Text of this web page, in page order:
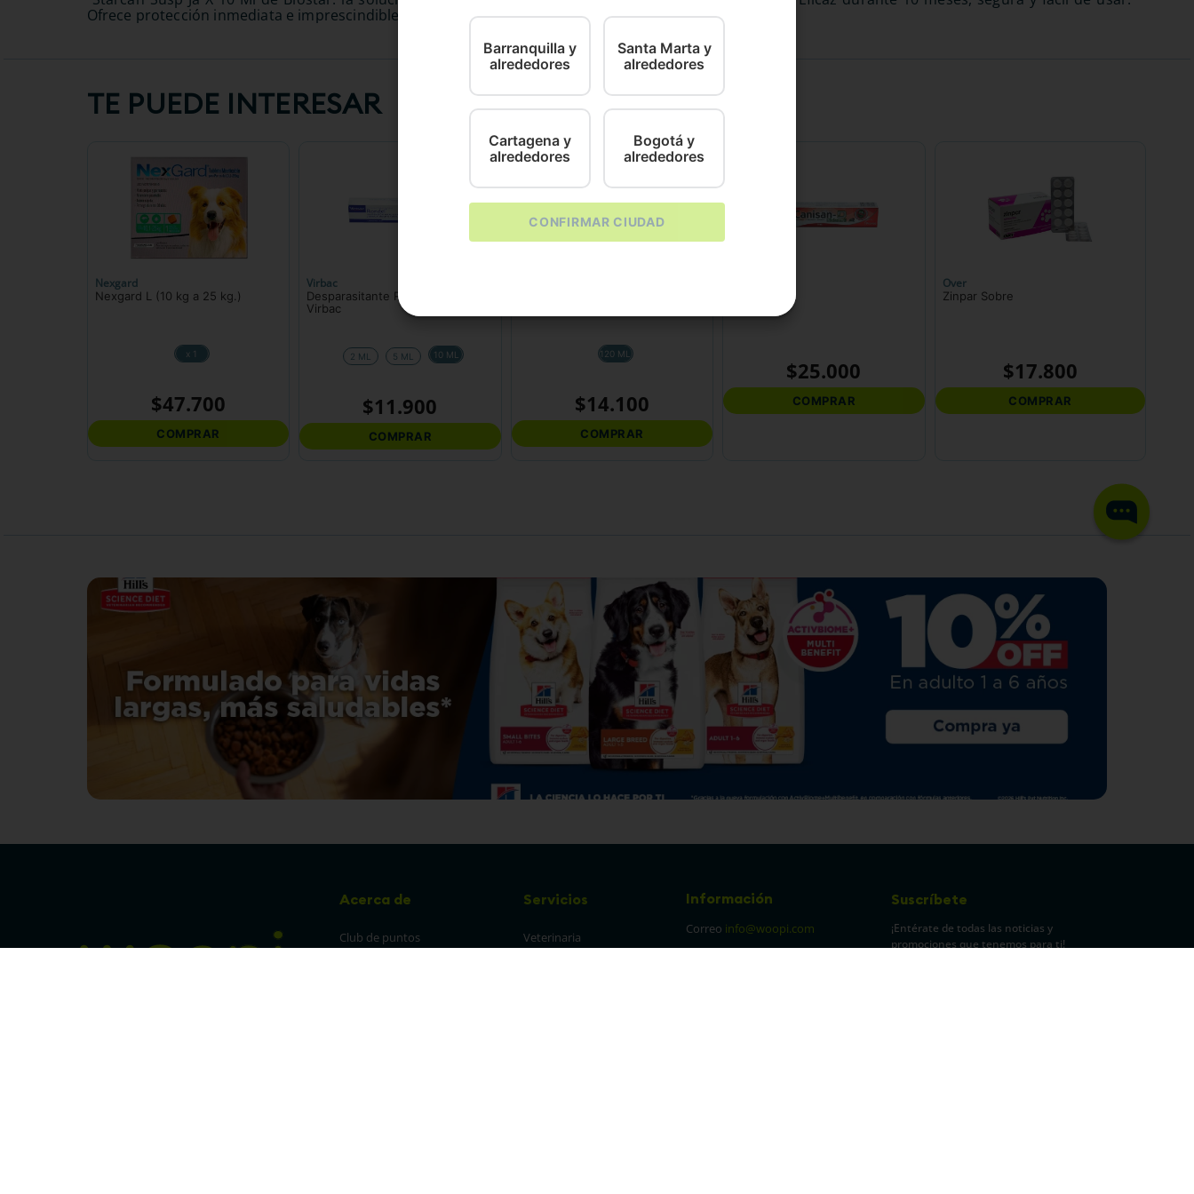
Ofrece protección inmediata e imprescindible para tu mejor amigo".
TE PUEDE INTERESAR
Nexgard
Nexgard L (10 kg a 25 kg.)
x 1
$47.700
COMPRAR
Virbac
Desparasitante Rondel Jeringa
Virbac
2 ML 5 ML 10 ML
$11.900
COMPRAR
120 ML
$14.100
COMPRAR
$25.000
COMPRAR
Over
Zinpar Sobre
$17.800
COMPRAR
Acerca de
Club de puntos
Servicios
Veterinaria
Información
Correo info@woopi.com
Suscríbete
¡Entérate de todas las noticias y
promociones que tenemos para ti!
Barranquilla y
alrededores
Santa Marta y
alrededores
Cartagena y
alrededores
Bogotá y
alrededores
CONFIRMAR CIUDAD